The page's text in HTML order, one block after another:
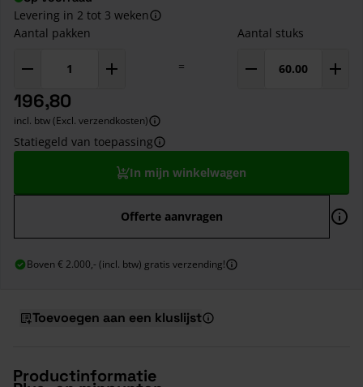
Levering in 2 tot 3 weken
Aantal pakken
=
Aantal stuks
196,80
incl. btw (Excl. verzendkosten)
Statiegeld van toepassing
In mijn winkelwagen
Offerte aanvragen
Boven € 2.000,- (incl. btw) gratis verzending!
Toevoegen aan een kluslijst
Productinformatie